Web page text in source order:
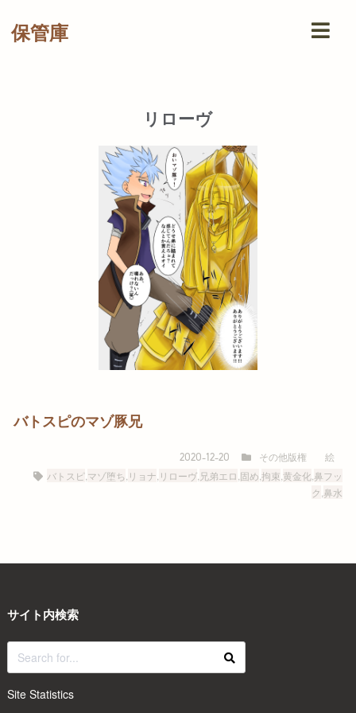
保管庫
リローヴ
バトスピのマゾ豚兄
2020-12-20 その他版権
絵
バトスピ マゾ堕ち リョナ リローヴ 兄弟エロ 固め ,拘束 ,黄金化,鼻フッ
ク ,鼻水
サイト内検索
Site Statistics